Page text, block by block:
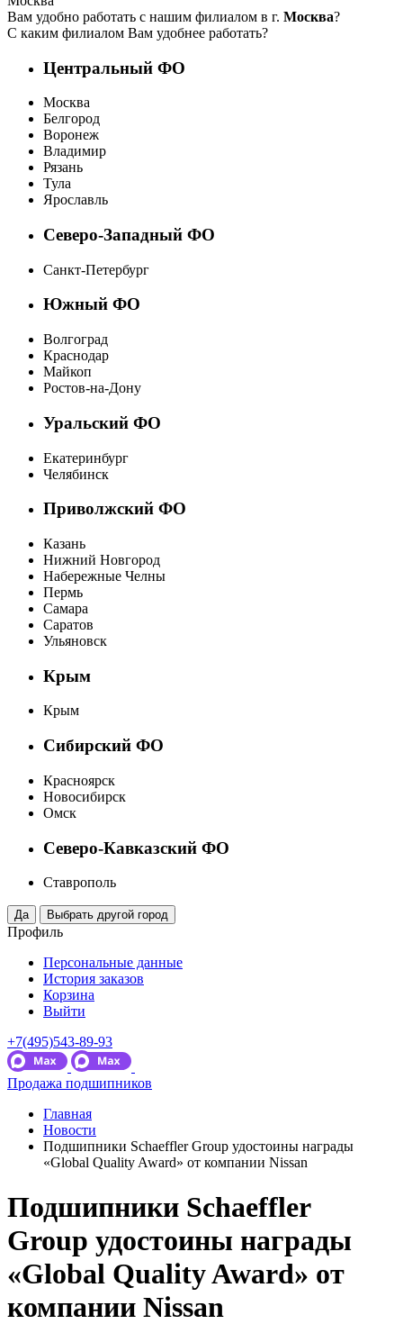
Вам удобно работать с нашим филиалом в г. Москва?
С каким филиалом Вам удобнее работать?
Центральный ФО
Москва
Белгород
Воронеж
Владимир
Рязань
Тула
Ярославль
Северо-Западный ФО
Санкт-Петербург
Южный ФО
Волгоград
Краснодар
Майкоп
Ростов-на-Дону
Уральский ФО
Екатеринбург
Челябинск
Приволжский ФО
Казань
Нижний Новгород
Набережные Челны
Пермь
Самара
Саратов
Ульяновск
Крым
Крым
Сибирский ФО
Красноярск
Новосибирск
Омск
Северо-Кавказский ФО
Ставрополь
Профиль
Персональные данные
История заказов
Корзина
Выйти
+7(495)543-89-93
Продажа подшипников
Главная
Новости
Подшипники Schaeffler Group удостоины награды
«Global Quality Award» от компании Nissan
Подшипники Schaeffler
Group удостоины награды
«Global Quality Award» от
компании Nissan